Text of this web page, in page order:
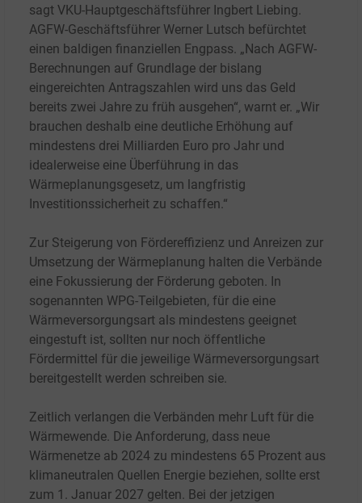
sagt VKU-Hauptgeschäftsführer Ingbert Liebing.
AGFW-Geschäftsführer Werner Lutsch befürchtet
einen baldigen finanziellen Engpass. „Nach AGFW-
Berechnungen auf Grundlage der bislang
eingereichten Antragszahlen wird uns das Geld
bereits zwei Jahre zu früh ausgehen“, warnt er. „Wir
brauchen deshalb eine deutliche Erhöhung auf
mindestens drei Milliarden Euro pro Jahr und
idealerweise eine Überführung in das
Wärmeplanungsgesetz, um langfristig
Investitionssicherheit zu schaffen.“
Zur Steigerung von Fördereffizienz und Anreizen zur
Umsetzung der Wärmeplanung halten die Verbände
eine Fokussierung der Förderung geboten. In
sogenannten WPG-Teilgebieten, für die eine
Wärmeversorgungsart als mindestens geeignet
eingestuft ist, sollten nur noch öffentliche
Fördermittel für die jeweilige Wärmeversorgungsart
bereitgestellt werden schreiben sie.
Zeitlich verlangen die Verbänden mehr Luft für die
Wärmewende. Die Anforderung, dass neue
Wärmenetze ab 2024 zu mindestens 65 Prozent aus
klimaneutralen Quellen Energie beziehen, sollte erst
zum 1.
Januar 2027 gelten. Bei der jetzigen